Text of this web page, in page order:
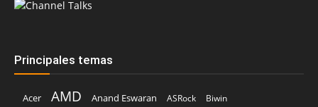
Principales temas
Acer AMD Anand Eswaran ASRock
Biwin